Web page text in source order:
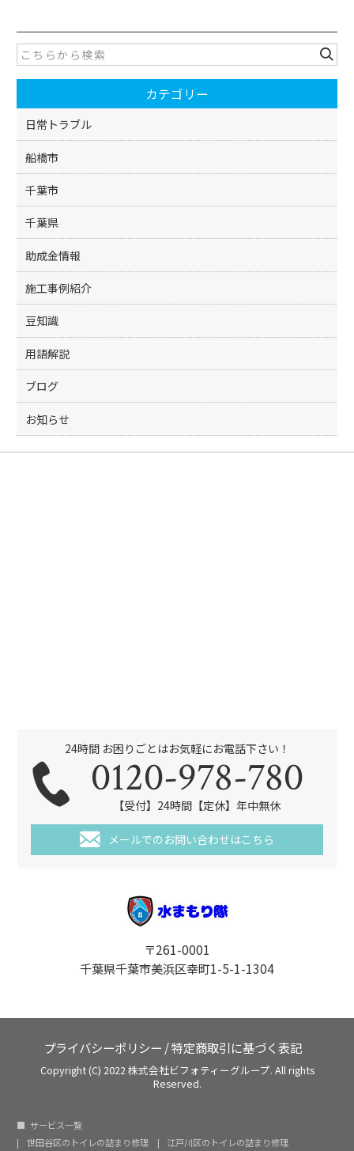
e
b
o
o
k
er
カテゴリー
日常トラブル
船橋市
千葉市
千葉県
助成金情報
施工事例紹介
豆知識
用語解説
ブログ
お知らせ
24時間 お困りごとはお気軽にお電話下さい！
0120-978-780
【受付】24時間【定休】年中無休
メールでのお問い合わせはこちら
〒261-0001
千葉県千葉市美浜区幸町1-5-1-1304
プライバシーポリシー /特定商取引に基づく表記
Copyright (C) 2022 株式会社ビフォティーグループ. All rights
Reserved.
サービス一覧
世田谷区のトイレの詰まり修理
江戸川区のトイレの詰まり修理